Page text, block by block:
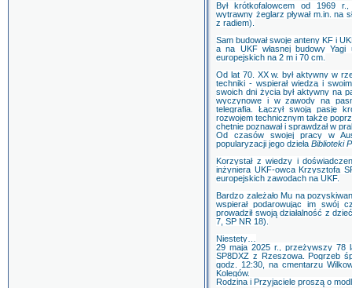
Był krótkofalowcem od 1969
wytrawny żeglarz pływał m.in. na
z radiem).
Sam budował swoje anteny KF i
a na UKF własnej budowy Yagi
europejskich na 2 m i 70 cm.
Od lat 70. XX w. był aktywny w
techniki - wspierał wiedzą i
swoich dni życia był aktywny na
wyczynowe i w zawody na
telegrafia. Łączył swoją pasję
rozwojem technicznym także
chętnie poznawał i sprawdzał w
Od czasów swojej pracy w
popularyzacji jego dzieła Biblioteki
Korzystał z wiedzy i
inżyniera UKF-owca Krzysztofa
europejskich zawodach na UKF.
Bardzo zależało Mu na
wspierał podarowując im swój
prowadził swoją działalność z
7, SP NR 18).
Niestety…
29 maja 2025 r., przeżywszy 78
SP8DXZ z Rzeszowa. Pogrzeb
godz. 12:30, na cmentarzu
Kolegów.
Rodzina i Przyjaciele proszą o